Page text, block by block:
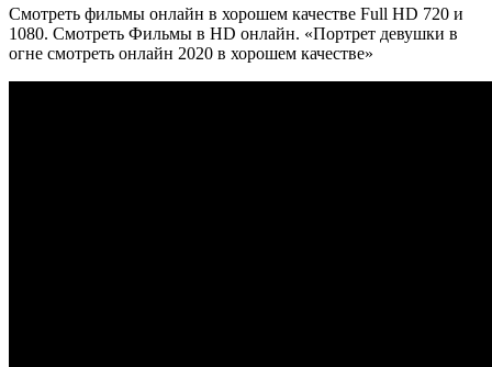
Смотреть фильмы онлайн в хорошем качестве Full HD 720 и
1080. Смотреть Фильмы в HD онлайн. «Портрет девушки в
огне смотреть онлайн 2020 в хорошем качестве»